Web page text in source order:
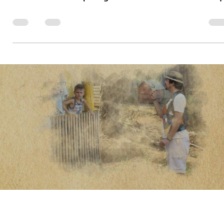
Cobaia Cênica leva
teatro a mais
quatro cidades do
Alto Vale
Moradores de Mirim Doce,
Ibirama, Agronômica e Rio do
recebem o projeto "Histórias
visitam - para jardins,
varandas, janelas e quintais".